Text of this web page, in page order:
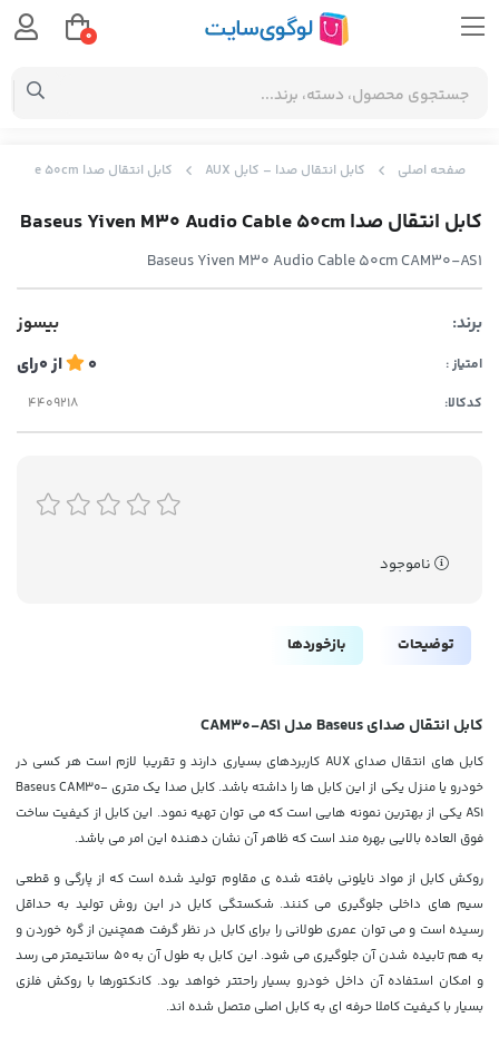
صفحه اصلی کابل انتقال صدا – کابل AUX کابل انتقال صدا Baseus Yiven M30 Audio Cable 50cm
کابل انتقال صدا Baseus Yiven M30 Audio Cable 50cm
Baseus Yiven M30 Audio Cable 50cm CAM30-AS1
برند: بیسوز
امتیاز : 0 از0رای
کدکالا:
ناموجود
توضیحات بازخوردها
کابل انتقال صدای Baseus مدل CAM30-AS1
کابل های انتقال صدای AUX کاربردهای بسیاری دارند و تقریبا لازم است هر کسی در
خودرو یا منزل یکی از این کابل ها را داشته باشد. کابل صدا یک متری Baseus CAM30-
AS1 یکی از بهترین نمونه هایی است که می توان تهیه نمود. این کابل از کیفیت ساخت
فوق العاده بالایی بهره مند است که ظاهر آن نشان دهنده این امر می باشد.
روکش کابل از موادنایلونی بافته شده ی مقاوم تولید شده است که از پارگی و قطعی
سیم های داخلی جلوگیری می کنند. شکستگی کابل در این روش تولید به حداقل
رسیده است و می توان عمری طولانی را برای کابل در نظر گرفت همچنین از گره خوردن و
به هم تابیده شدن آن جلوگیری می شود. این کابل به طول آن به 50 سانتیمتر می رسد
و امکان استفاده آن داخل خودرو بسیار راحتتر خواهد بود. کانکتورها با روکش فلزی
بسیار با کیفیت کاملا حرفه ای به کابل اصلی متصل شده اند.
0